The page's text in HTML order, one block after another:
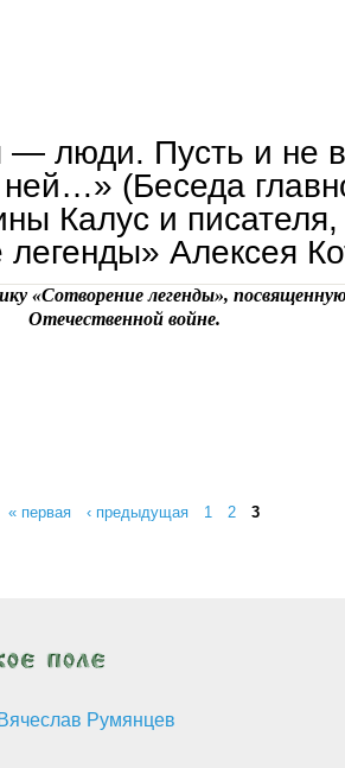
люди. Пусть и не
(Беседа
Калус и писателя,
Алексея
«Сотворение легенды»,
Отечественной войне.
« первая ‹ предыдущая 1 2 3
Вячеслав Румянцев